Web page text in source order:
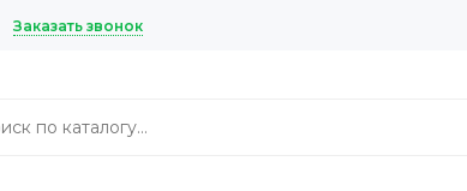
Заказать звонок